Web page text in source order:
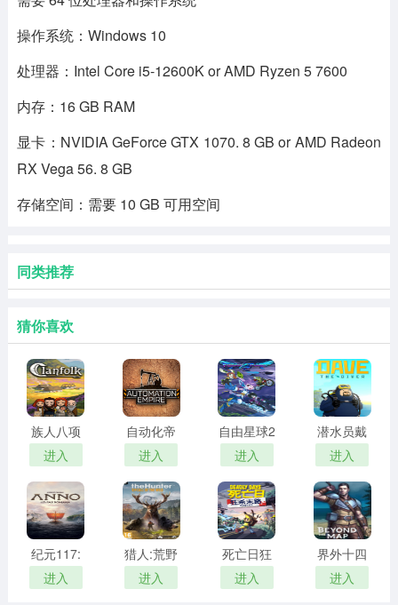
操作系统：Windows 10
处理器：Intel Core i5-12600K or AMD Ryzen 5 7600
内存：16 GB RAM
显卡：NVIDIA GeForce GTX 1070. 8 GB or AMD Radeon
RX Vega 56. 8 GB
存储空间：需要 10 GB 可用空间
同类推荐
猜你喜欢
族人八项
修改器
进入
自动化帝
国修改器
进入
自由星球2
三十一项
修改器
进入
潜水员戴
夫修改器
PC
进入
纪元117:
罗马和平
pc
进入
猎人:荒野
的召唤
进入
死亡日狂
杀末路十
一项修改
进入
界外十四
项修改器
进入